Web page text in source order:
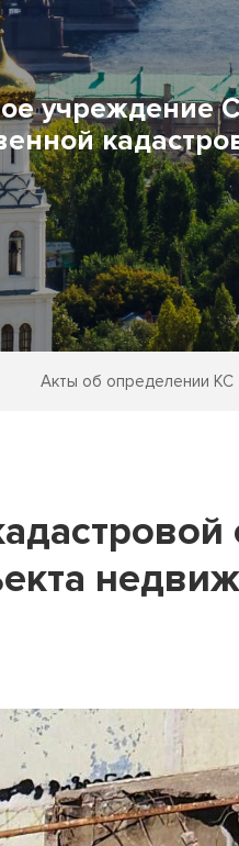
учреждение
Акты об определении КС